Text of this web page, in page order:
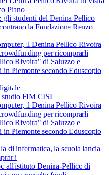
Piano
gli studenti del Denina Pellico
la Fondazione Renzo
il Denina Pellico Rivoira
per ricomprarli
Rivoira" di Saluzzo e
Piemonte secondo Eduscopio
studio FIM CISL
il Denina Pellico Rivoira
per ricomprarli
Rivoira" di Saluzzo e
Piemonte secondo Eduscopio
di informatica, la scuola lancia
all'istituto Denina-Pellico di